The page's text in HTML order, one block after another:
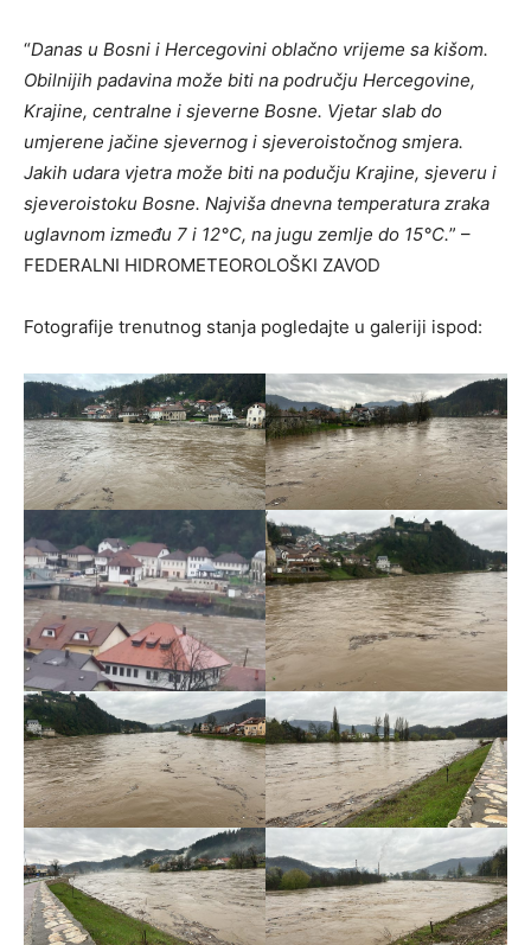
“Danas u Bosni i Hercegovini oblačno vrijeme sa kišom.
Obilnijih padavina može biti na području Hercegovine,
Krajine, centralne i sjeverne Bosne. Vjetar slab do
umjerene jačine sjevernog i sjeveroistočnog smjera.
Jakih udara vjetra može biti na podučju Krajine, sjeveru i
sjeveroistoku Bosne. Najviša dnevna temperatura zraka
uglavnom između 7 i 12°C, na jugu zemlje do 15°C.” –
FEDERALNI HIDROMETEOROLOŠKI ZAVOD
Fotografije trenutnog stanja pogledajte u galeriji ispod: